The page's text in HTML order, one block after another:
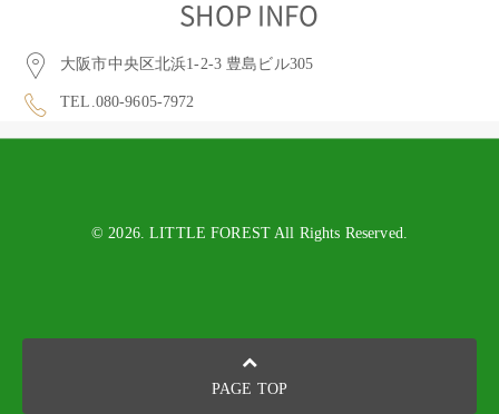
SHOP INFO
大阪市中央区北浜1-2-3 豊島ビル305
TEL.080-9605-7972
© 2026. LITTLE FOREST All Rights Reserved.
PAGE TOP